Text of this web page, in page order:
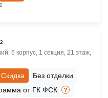
6 корпус, 1 секция, 21 этаж,
Скидка
Без отделки
от ГК ФСК